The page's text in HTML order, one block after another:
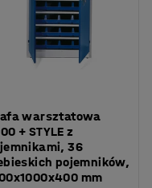
warsztatowa
+ STYLE z
36
pojemników,
mm